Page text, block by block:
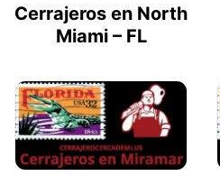
Cerrajeros en North
Miami – FL